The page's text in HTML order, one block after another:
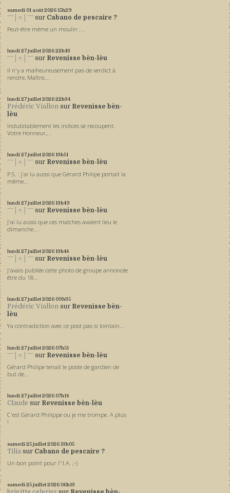
samedi 01 août 202615h29
ˉˉˉ│∩│ˉˉˉ sur Cabano de pescaire ?
Peut-être même un moulin :...
lundi 27juillet 202622h43
ˉˉˉ│∩│ˉˉˉ sur Revenisse bèn-lèu
Il n'y a malheureusement pas de verdict à
rendre, Maître,...
lundi 27juillet 202622h34
Frédéric Viallon sur Revenisse bèn-
lèu
Indubitablement les indices se recoupent.
Votre Honneur,...
lundi 27juillet 202613h51
ˉˉˉ│∩│ˉˉˉ sur Revenisse bèn-lèu
P.S. : j'ai lu aussi que Gérard Philipe portait la
même...
lundi 27juillet 202613h49
ˉˉˉ│∩│ˉˉˉ sur Revenisse bèn-lèu
J'ai lu aussi que ces matches avaient lieu le
dimanche....
lundi 27juillet 202613h44
ˉˉˉ│∩│ˉˉˉ sur Revenisse bèn-lèu
J'avais publiée cette photo de groupe annoncée
être du 18...
lundi 27juillet 2026 09h35
Frédéric Viallon sur Revenisse bèn-
lèu
Ya contradiction avec ce post pas si lointain...
lundi 27juillet 2026 07h51
ˉˉˉ│∩│ˉˉˉ sur Revenisse bèn-lèu
Gérard Philipe tenait le poste de gardien de
but de...
lundi 27juillet 2026 07h14
Claude sur Revenisse bèn-lèu
C'est Gérard Philippe ou je me trompe. A plus
!
samedi 25juillet 202613h05
Tilia sur Cabano de pescaire ?
Un bon point pour l''I.A. ;-)
samedi 25juillet 2026 06h13